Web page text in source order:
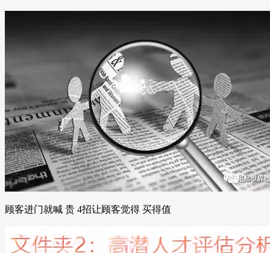
顾客进门就喊 贵 4招让顾客觉得 买得值